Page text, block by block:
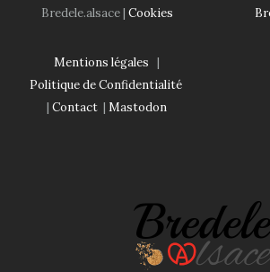
Bredele.alsace | Cookies
Mentions légales |
Politique de Confidentialité
|Contact |Mastodon